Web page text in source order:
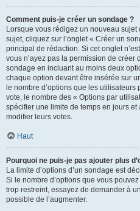
Comment puis-je créer un sondage ?
Lorsque vous rédigez un nouveau sujet
sujet, cliquez sur l’onglet « Créer un
principal de rédaction. Si cet onglet
vous n’ayez pas la permission de créer
sondage en incluant au moins deux
chaque option devant être insérée sur
le nombre d’options que les
vote, le nombre des « Options par
spécifier une limite de temps en jours
modifier leurs votes.
Haut
Pourquoi ne puis-je pas ajouter plus
La limite d’options d’un sondage est
Si le nombre d’options que vous
trop restreint, essayez de demander à
possible de l’augmenter.